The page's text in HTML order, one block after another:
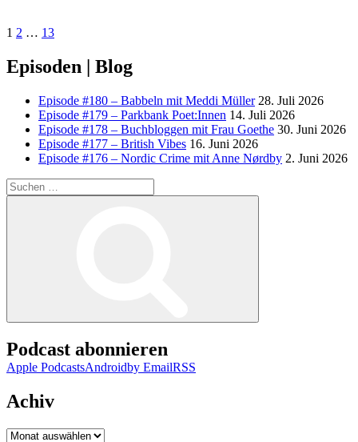
1 2 … 13
Episoden | Blog
Episode #180 – Babbeln mit Meddi Müller 28. Juli 2026
Episode #179 – Parkbank Poet:Innen 14. Juli 2026
Episode #178 – Buchbloggen mit Frau Goethe 30. Juni 2026
Episode #177 – British Vibes 16. Juni 2026
Episode #176 – Nordic Crime mit Anne Nørdby 2. Juni 2026
Suchen
nach:
Podcast abonnieren
Apple PodcastsAndroidby EmailRSS
Achiv
Achiv